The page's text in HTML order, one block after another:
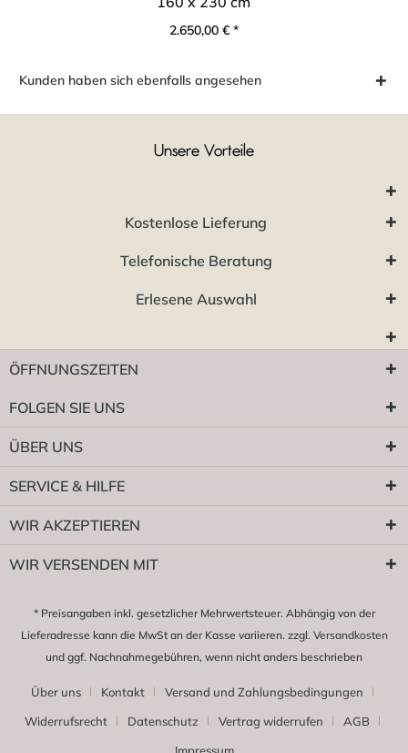
2.650,00 € *
Kunden haben sich ebenfalls angesehen
Unsere Vorteile
Kostenlose Lieferung
Telefonische Beratung
Erlesene Auswahl
ÖFFNUNGSZEITEN
FOLGEN SIE UNS
ÜBER UNS
SERVICE & HILFE
WIR AKZEPTIEREN
WIR VERSENDEN MIT
* Preisangaben inkl. gesetzlicher Mehrwertsteuer. Abhängig von der
Lieferadresse kann die MwSt an der Kasse variieren. zzgl. Versandkosten
und ggf. Nachnahmegebühren, wenn nicht anders beschrieben
Über uns Kontakt
Versand und Zahlungsbedingungen
Widerrufsrecht
Datenschutz Vertrag widerrufen
AGB